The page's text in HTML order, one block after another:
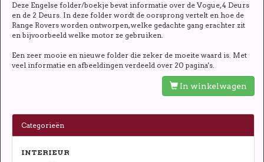
Deze Engelse folder/boekje bevat informatie over de Vogue, 4 Deurs
en de 2 Deurs. In deze folder wordt de oorsprong vertelt en hoe de
Range Rovers worden ontworpen, welke gedachte gang erachter zit
en bijvoorbeeld welke motor ze gebruiken.
Een zeer mooie en nieuwe folder die zeker de moeite waard is. Met
veel informatie en afbeeldingen verdeeld over 20 pagina's.
In winkelwagen
Categorieën
INTERIEUR